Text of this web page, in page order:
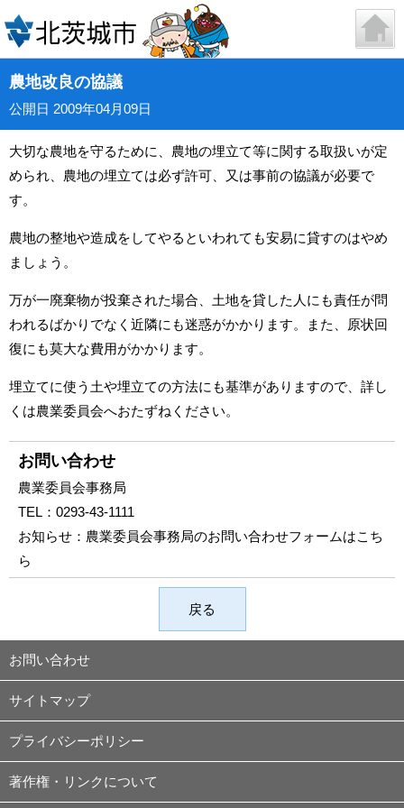
農地改良の協議
公開日 2009年04月09日
大切な農地を守るために、農地の埋立て等に関する取扱いが定
められ、農地の埋立ては必ず許可、又は事前の協議が必要で
す。
農地の整地や造成をしてやるといわれても安易に貸すのはやめ
ましょう。
万が一廃棄物が投棄された場合、土地を貸した人にも責任が問
われるばかりでなく近隣にも迷惑がかかります。また、原状回
復にも莫大な費用がかかります。
埋立てに使う土や埋立ての方法にも基準がありますので、詳し
くは農業委員会へおたずねください。
お問い合わせ
農業委員会事務局
TEL： 0293-43-1111
お知らせ： 農業委員会事務局のお問い合わせフォームはこち
ら
戻る
お問い合わせ
サイトマップ
プライバシーポリシー
著作権・リンクについて